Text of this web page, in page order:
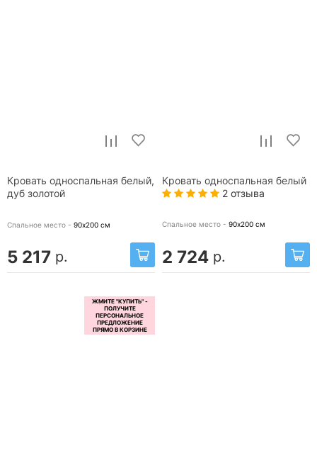
Кровать односпальная белый,
дуб золотой
Спальное место - 90х200 см
5 217 р.
Кровать односпальная белый
2 отзыва
Спальное место - 90х200 см
2 724 р.